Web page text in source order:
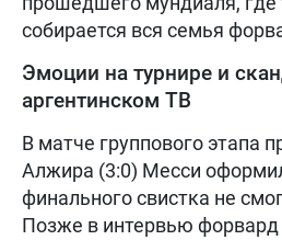
собирается вся семья
Эмоции на турнире и
аргентинском ТВ
В матче группового этапа
Алжира (3:0) Месси
финального свистка не
Позже в интервью форвард